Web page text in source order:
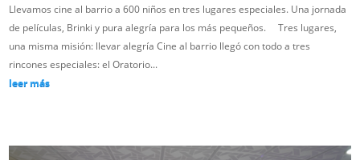
Llevamos cine al barrio a 600 niños en tres lugares especiales. Una jornada
de películas, Brinki y pura alegría para los más pequeños. Tres lugares,
una misma misión: llevar alegría Cine al barrio llegó con todo a tres
rincones especiales: el Oratorio...
leer más